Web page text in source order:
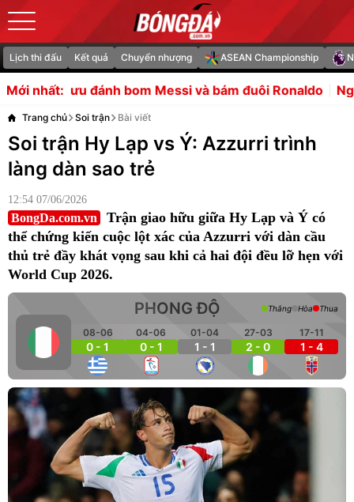
Lịch thi đấu Kết quả Chuyển nhượng ASEAN Championship
Mới nhất:
Messi và bám đuôi Ronaldo Nguyên lý vận hành
Trang chủ Soi trận Bài viết
Soi trận Hy Lạp vs Ý: Azzurri trình
làng dàn sao trẻ
12:54 07/06/2026
BongDa.com.vn
Trận giao hữu giữa Hy Lạp và Ý có
thể chứng kiến cuộc lột xác của Azzurri với dàn cầu
thủ trẻ đầy khát vọng sau khi cả hai đội đều lỡ hẹn với
World Cup 2026.
PHONG ĐỘ
08-06
0 - 1
04-06
0 - 1
01-04
1 - 1
27-03
2 - 0
17-11
1 - 4
Thắng Hòa Thua